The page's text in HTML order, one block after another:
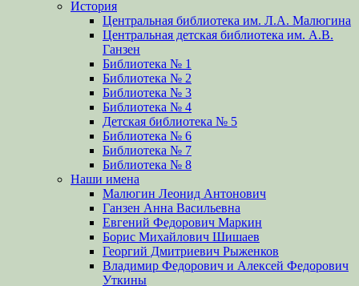
История
Центральная библиотека им. Л.А. Малюгина
Центральная детская библиотека им. А.В.
Ганзен
Библиотека № 1
Библиотека № 2
Библиотека № 3
Библиотека № 4
Детская библиотека № 5
Библиотека № 6
Библиотека № 7
Библиотека № 8
Наши имена
Малюгин Леонид Антонович
Ганзен Анна Васильевна
Евгений Федорович Маркин
Борис Михайлович Шишаев
Георгий Дмитриевич Рыженков
Владимир Федорович и Алексей Федорович
Уткины